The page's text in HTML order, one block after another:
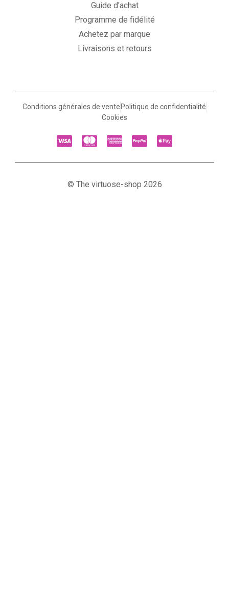
Guide d'achat
Programme de fidélité
Achetez par marque
Livraisons et retours
Conditions générales de vente Politique de confidentialité
Cookies
© The virtuose-shop 2026